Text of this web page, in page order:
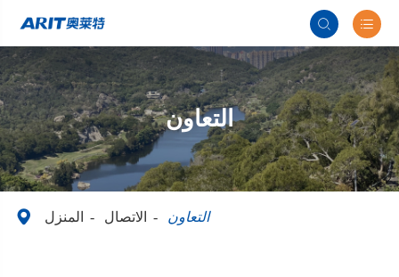
 
التعاون
 المنزل الاتصال التعاون